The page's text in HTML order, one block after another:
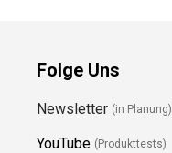
Folge Uns
Newsletter (in Planung)
YouTube (Produkttests)